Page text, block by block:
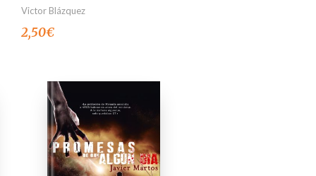
Victor Blázquez
2,50€